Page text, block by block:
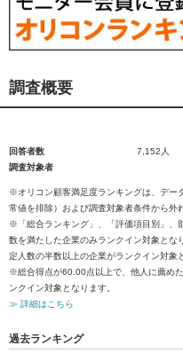
調査概要
回答者数
7,152人
調査対象者
※オリコン顧客満足度ランキングは、デー
常値を排除）および調査対象者条件から外
※「総合ランキング」、「評価項目別」、
数を満たした企業のみランクイン対象とな
定人数の半数以上の企業がランクイン対象
※総合得点が60.00点以上で、他人に薦め
ンクイン対象となります。
≫ 詳細はこちら
過去ランキング